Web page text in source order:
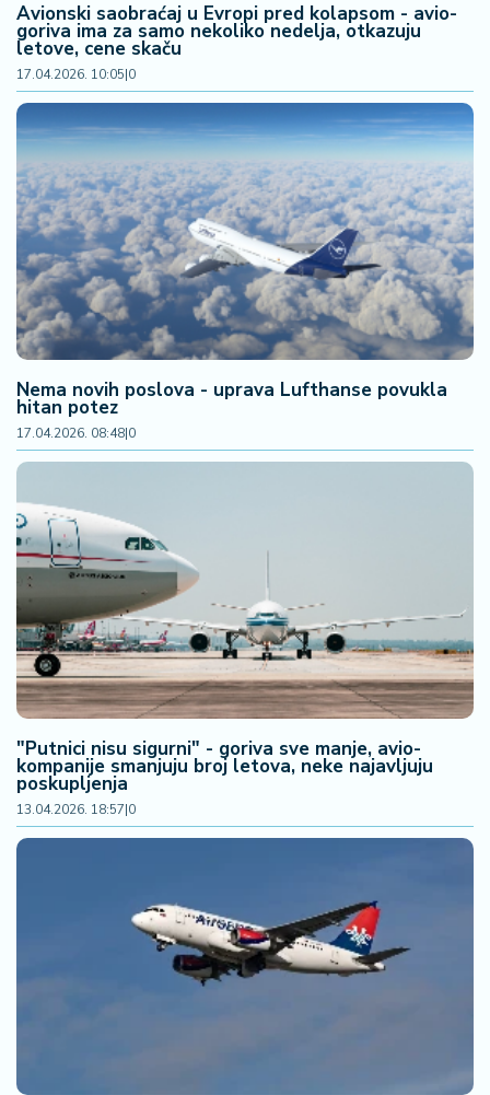
Avionski saobraćaj u Evropi pred kolapsom - avio-
goriva ima za samo nekoliko nedelja, otkazuju
letove, cene skaču
17.04.2026. 10:05|0
Nema novih poslova - uprava Lufthanse povukla
hitan potez
17.04.2026. 08:48|0
"Putnici nisu sigurni" - goriva sve manje, avio-
kompanije smanjuju broj letova, neke najavljuju
poskupljenja
13.04.2026. 18:57|0